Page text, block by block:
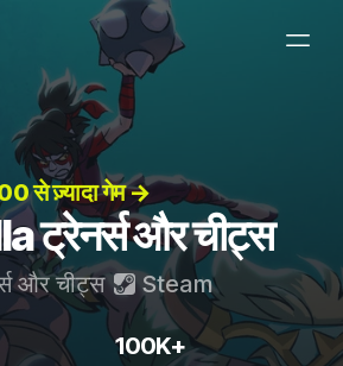
से ज़्यादा गेम →
ट्रेनर्स और चीट्स
और चीट्स Steam
100K+